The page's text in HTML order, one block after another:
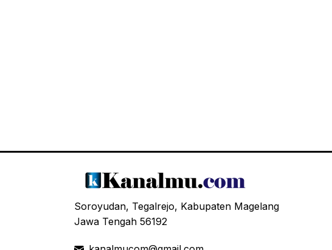
Soroyudan, Tegalrejo, Kabupaten Magelang
Jawa Tengah 56192